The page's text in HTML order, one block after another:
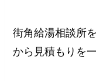
街角給湯相談所
から見積もりを